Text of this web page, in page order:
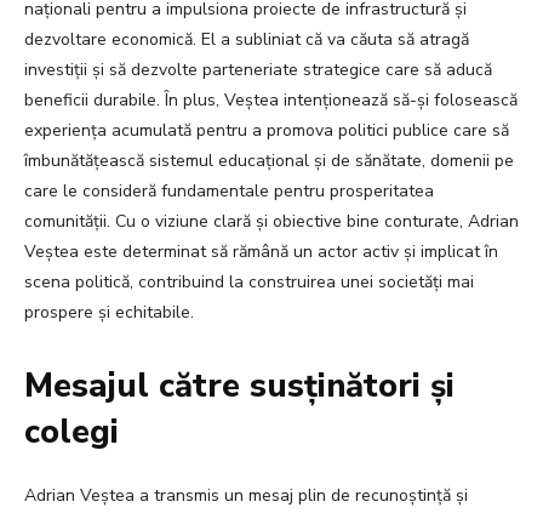
naționali pentru a impulsiona proiecte de infrastructură și
dezvoltare economică. El a subliniat că va căuta să atragă
investiții și să dezvolte parteneriate strategice care să aducă
beneficii durabile. În plus, Veștea intenționează să-și folosească
experiența acumulată pentru a promova politici publice care să
îmbunătățească sistemul educațional și de sănătate, domenii pe
care le consideră fundamentale pentru prosperitatea
comunității. Cu o viziune clară și obiective bine conturate, Adrian
Veștea este determinat să rămână un actor activ și implicat în
scena politică, contribuind la construirea unei societăți mai
prospere și echitabile.
Mesajul către susținători și
colegi
Adrian Veștea a transmis un mesaj plin de recunoștință și